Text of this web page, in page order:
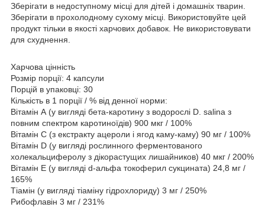
Зберігати в недоступному місці для дітей і домашніх тварин.
Зберігати в прохолодному сухому місці. Використовуйте цей
продукт тільки в якості харчових добавок. Не використовувати
для схуднення.
Харчова цінність
Розмір порції: 4 капсули
Порцій в упаковці: 30
Кількість в 1 порції / % від денної норми:
Вітамін А (у вигляді бета-каротину з водорослі D. salina з
повним спектром каротиноїдів) 900 мкг / 100%
Вітамін С (з екстракту ацероли і ягод каму-каму) 90 мг / 100%
Вітамін D (у вигляді рослинного ферментованого
холекальциферолу з дікорастущих лишайников) 40 мкг / 200%
Вітамін Е (у вигляді d-альфа токоферил сукцината) 24,8 мг /
165%
Тіамін (у вигляді тіаміну гідрохлориду) 3 мг / 250%
Рибофлавін 3 мг / 231%